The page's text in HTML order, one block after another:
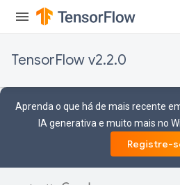
TensorFlow v2.2.0
Aprenda o que há de mais recente
IA generativa e muito mais no
Registre-